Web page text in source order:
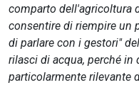
comparto dell'agricoltura
consentire di riempire un
di parlare con i gestori"
rilasci di acqua, perché
particolarmente rilevante